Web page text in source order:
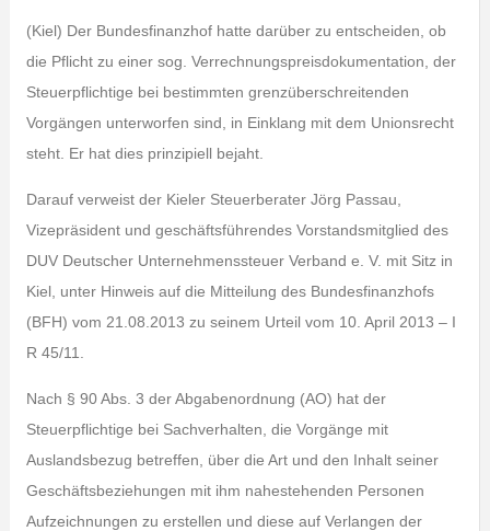
(Kiel) Der Bundesfinanzhof hatte darüber zu entscheiden, ob
die Pflicht zu einer sog. Verrechnungspreisdokumentation, der
Steuerpflichtige bei bestimmten grenzüberschreitenden
Vorgängen unterworfen sind, in Einklang mit dem Unionsrecht
steht. Er hat dies prinzipiell bejaht.
Darauf verweist der Kieler Steuerberater Jörg Passau,
Vizepräsident und geschäftsführendes Vorstandsmitglied des
DUV Deutscher Unternehmenssteuer Verband e. V. mit Sitz in
Kiel, unter Hinweis auf die Mitteilung des Bundesfinanzhofs
(BFH) vom 21.08.2013 zu seinem Urteil vom 10. April 2013 – I
R 45/11.
Nach § 90 Abs. 3 der Abgabenordnung (AO) hat der
Steuerpflichtige bei Sachverhalten, die Vorgänge mit
Auslandsbezug betreffen, über die Art und den Inhalt seiner
Geschäftsbeziehungen mit ihm nahestehenden Personen
Aufzeichnungen zu erstellen und diese auf Verlangen der